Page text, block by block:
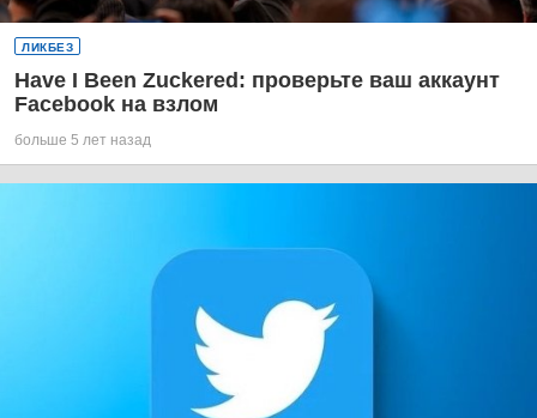
ЛИКБЕЗ
Have I Been Zuckered: проверьте ваш аккаунт
Facebook на взлом
больше 5 лет назад